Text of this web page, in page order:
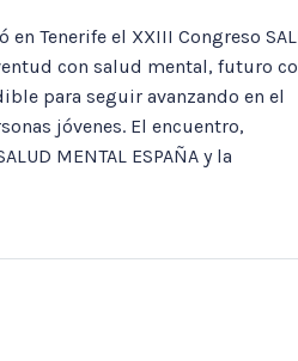
Tenerife el XXIII Congreso
con salud mental, futuro
para seguir avanzando en el
jóvenes. El encuentro,
MENTAL ESPAÑA y la